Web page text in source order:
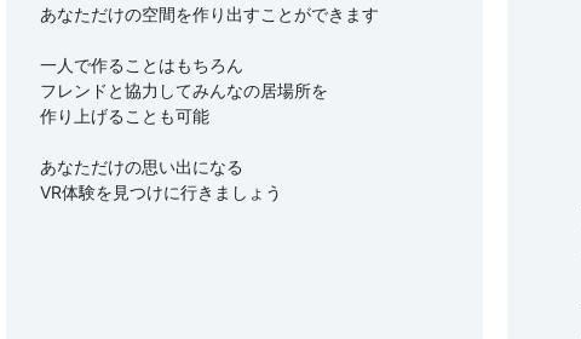
あなただけの空間を作り出すことができます
一人で作ることはもちろん
フレンドと協力してみんなの居場所を
作り上げることも可能
あなただけの思い出になる
VR体験を見つけに行きましょう